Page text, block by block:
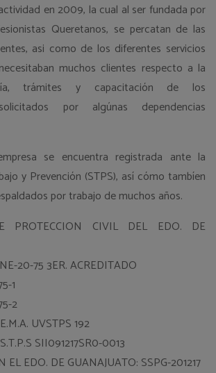
en 2009, la cual al ser fundada por
Queretanos, se percatan de las
asi como de los diferentes servicios
muchos clientes respecto a la
trámites y capacitación de los
por algúnas dependencias
se encuentra registrada ante la
y Prevención (STPS), así cómo tambíen
por trabajo de muchos años.
PROTECCION CIVIL DEL EDO. DE
20-75 3ER. ACREDITADO
1
2
UVSTPS 192
SII091217SR0-0013
EL EDO. DE GUANAJUATO: SSPG-201217